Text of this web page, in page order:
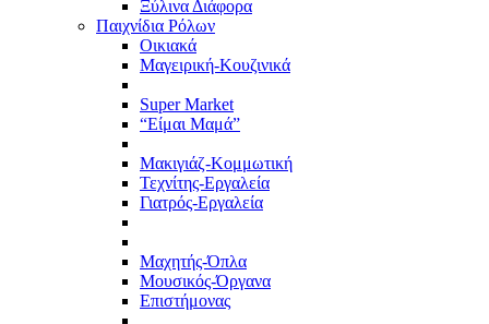
Ξύλινα Διάφορα
Παιχνίδια Ρόλων
Οικιακά
Μαγειρική-Κουζινικά
Super Market
“Είμαι Μαμά”
Μακιγιάζ-Κομμωτική
Τεχνίτης-Εργαλεία
Γιατρός-Εργαλεία
Μαχητής-Όπλα
Μουσικός-Όργανα
Επιστήμονας